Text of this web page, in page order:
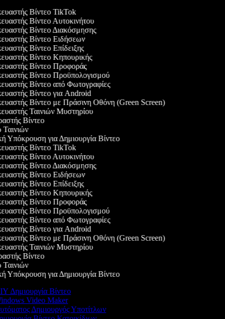
Βίντεο TikTok
Βίντεο Αυτοκινήτου
Βίντεο Διακόσμησης
Βίντεο Ειδήσεων
Βίντεο Επίδειξης
Βίντεο Κηπουρικής
Βίντεο Προφοράς
Βίντεο Προϋπολογισμού
Βίντεο από Φωτογραφίες
Βίντεο για Android
Βίντεο με Πράσινη Οθόνη (Green Screen)
Ταινιών Μυστηρίου
Βίντεο
Υπόκρουση για Δημιουργία Βίντεο
Βίντεο TikTok
Βίντεο Αυτοκινήτου
Βίντεο Διακόσμησης
Βίντεο Ειδήσεων
Βίντεο Επίδειξης
Βίντεο Κηπουρικής
Βίντεο Προφοράς
Βίντεο Προϋπολογισμού
Βίντεο από Φωτογραφίες
Βίντεο για Android
Βίντεο με Πράσινη Οθόνη (Green Screen)
Ταινιών Μυστηρίου
Βίντεο
Υπόκρουση για Δημιουργία Βίντεο
Δημιουργία Βίντεο
Video Maker
Δημιουργός Υποτίτλων